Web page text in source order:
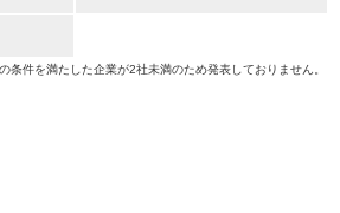
件を満たした企業が2社未満のため発表しておりません。